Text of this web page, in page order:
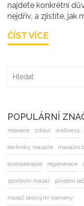
najdete konkrétní
nejdřív, a zjistíte, jak
ani praktické tipy, jak
ČÍST VÍCE
POPULÁRNÍ
relaxace zdraví wellness
techniky masáže masážní
aromaterapie regenerace
sportovní masáž přírodní
masáž lávovými kameny